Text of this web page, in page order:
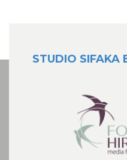
STUDIO SIFAKA